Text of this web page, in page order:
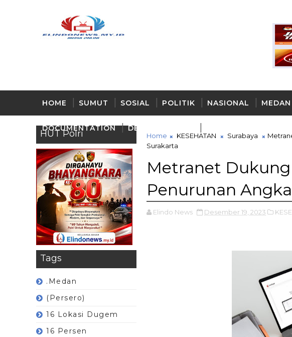
HOME SUMUT SOSIAL POLITIK NASIONAL MEDAN
DOCUMENTATION DELI - SERDANG
HUT Polri
Tags
.Medan
(Persero)
16 Lokasi Dugem
16 Persen
Home KESEHATAN Surabaya
Surakarta
Metranet
Penurunan
Elindo News Desember 19, 2023